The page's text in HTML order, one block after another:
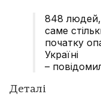
848 людей,
саме
початку
Україні
–
Деталі